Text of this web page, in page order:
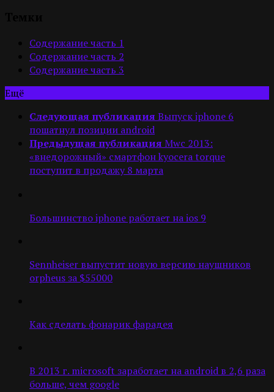
Содержание часть 1
Содержание часть 2
Содержание часть 3
Ещё
Следующая публикация Выпуск iphone 6
пошатнул позиции android
Предыдущая публикация Mwc 2013:
«внедорожный» смартфон kyocera torque
поступит в продажу 8 марта
Большинство iphone работает на ios 9
Sennheiser выпустит новую версию наушников
orpheus за $55000
Как сделать фонарик фарадея
В 2013 г. microsoft заработает на android в 2,6 раза
больше, чем google